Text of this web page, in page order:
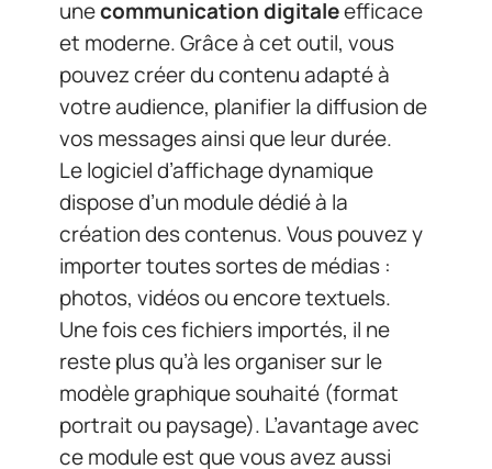
importer toutes sortes de médias :
photos, vidéos ou encore textuels.
Une fois ces fichiers importés, il ne
reste plus qu’à les organiser sur le
modèle graphique souhaité (format
portrait ou paysage). L’avantage avec
ce module est que vous avez aussi
accès à des modèles préconçus
personnalisables selon vos besoins
spécifiques.
Les widgets sont des applications qui
permettent l’intégration de
fonctionnalités supplémentaires dans
le contenu affiché sur un écran digital.
Le logiciel d’affichage dynamique